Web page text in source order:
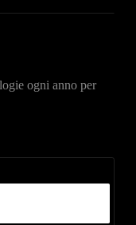
ogni anno per